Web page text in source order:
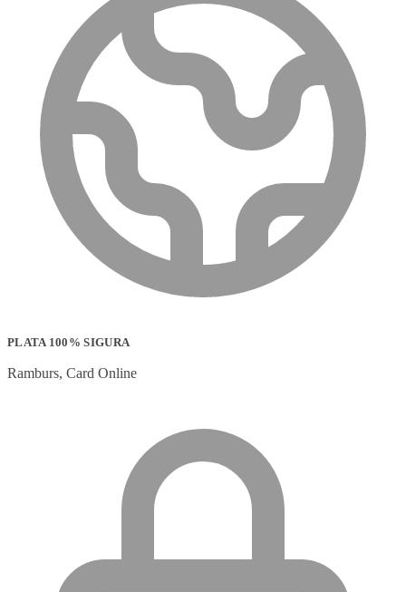
PLATA 100% SIGURA
Ramburs, Card Online